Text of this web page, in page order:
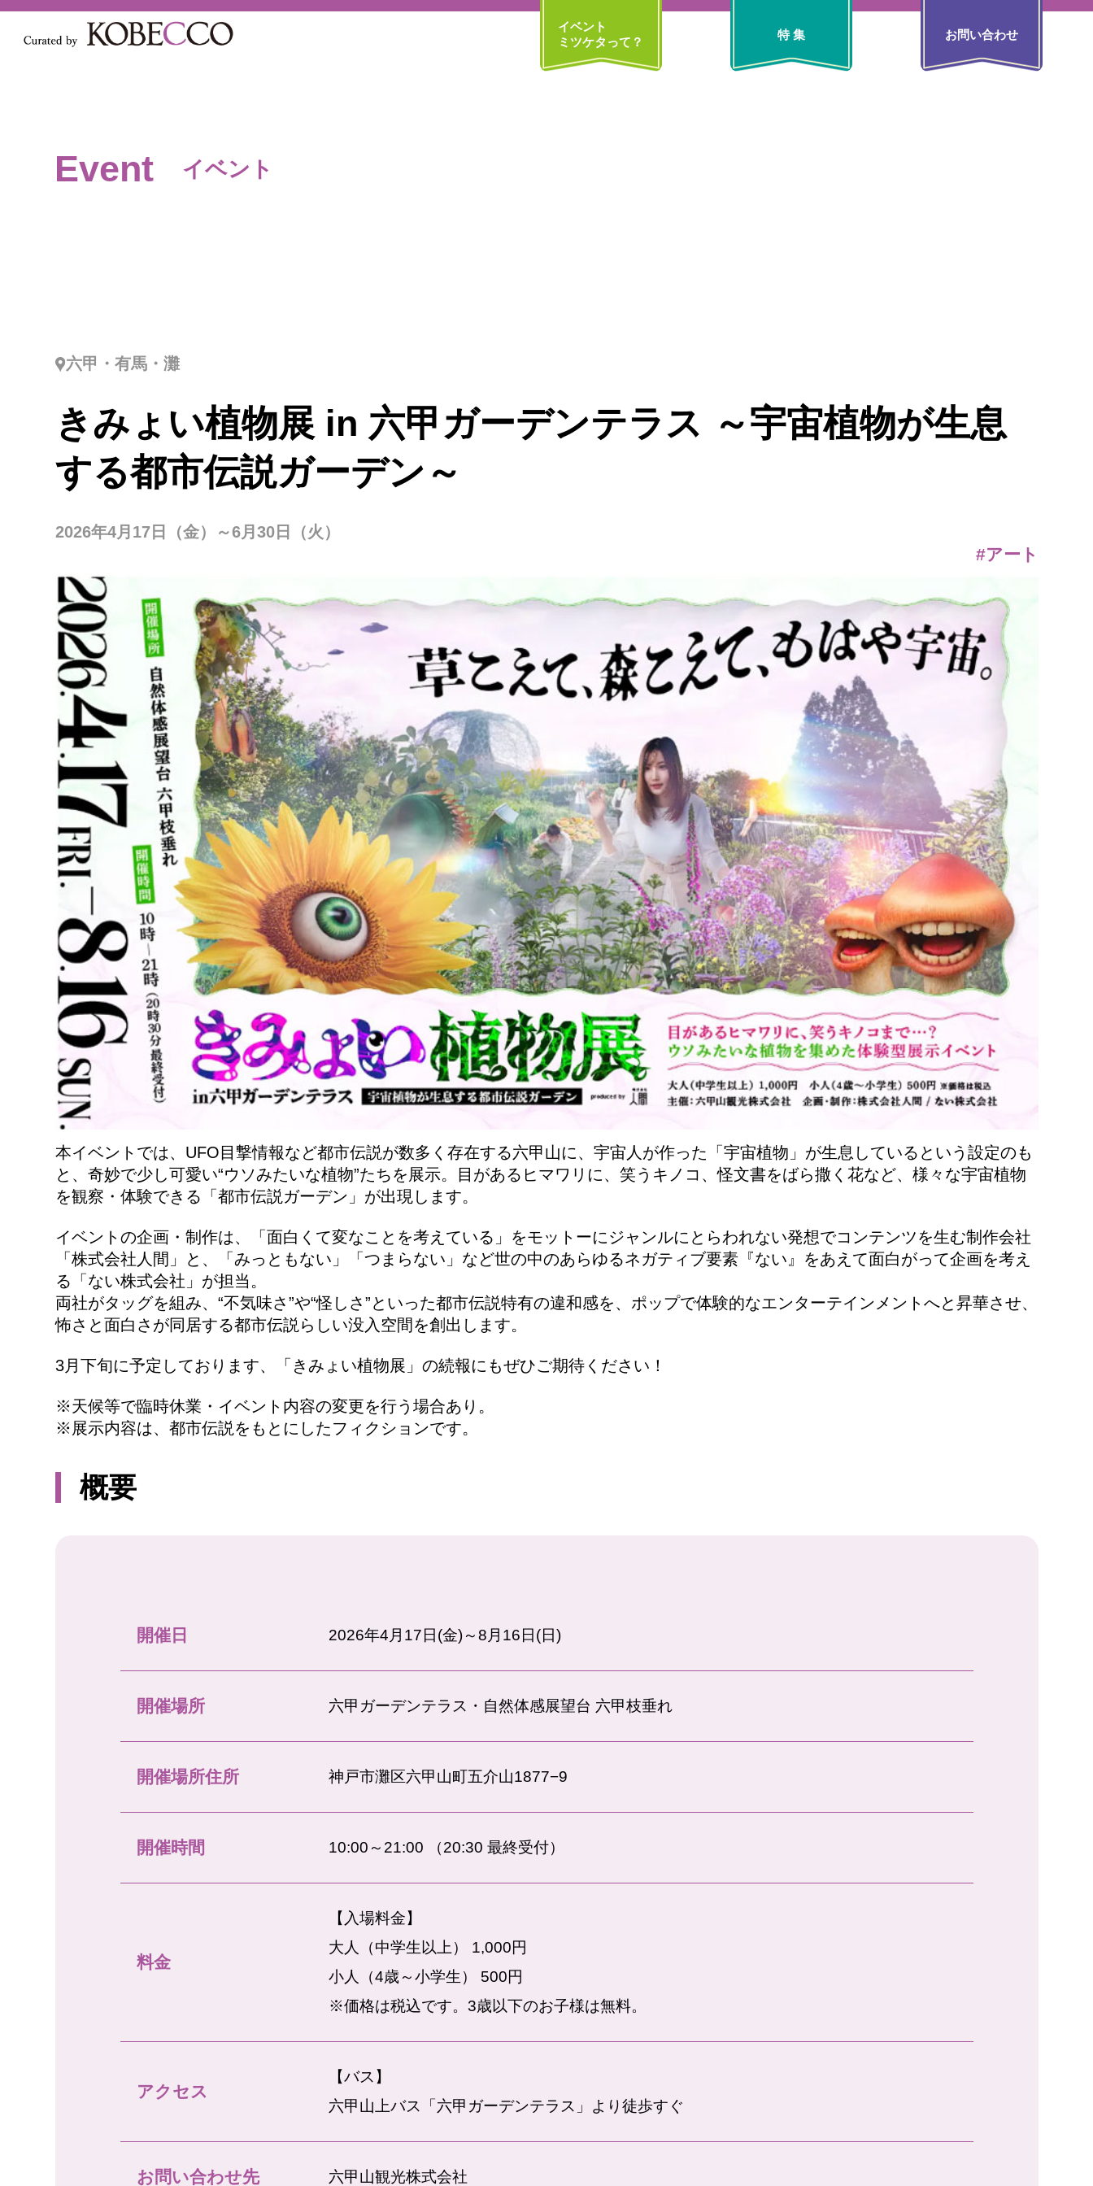
イベント
ミツケタって？
特 集 お問い合わせ
Event イベント
六甲・有馬・灘
きみょい植物展 in 六甲ガーデンテラス ～宇宙植物が生息
する都市伝説ガーデン～
2026年4月17日（金）～6月30日（火）
#アート
本イベントでは、UFO目撃情報など都市伝説が数多く存在する六甲山に、宇宙人が作った「宇宙植物」が生息しているという設定のも
と、奇妙で少し可愛い“ウソみたいな植物”たちを展示。目があるヒマワリに、笑うキノコ、怪文書をばら撒く花など、様々な宇宙植物
を観察・体験できる「都市伝説ガーデン」が出現します。
イベントの企画・制作は、「面白くて変なことを考えている」をモットーにジャンルにとらわれない発想でコンテンツを生む制作会社
「株式会社人間」と、「みっともない」「つまらない」など世の中のあらゆるネガティブ要素『ない』をあえて面白がって企画を考え
る「ない株式会社」が担当。
両社がタッグを組み、“不気味さ”や“怪しさ”といった都市伝説特有の違和感を、ポップで体験的なエンターテインメントへと昇華させ、
怖さと面白さが同居する都市伝説らしい没入空間を創出します。
3月下旬に予定しております、「きみょい植物展」の続報にもぜひご期待ください！
※天候等で臨時休業・イベント内容の変更を行う場合あり。
※展示内容は、都市伝説をもとにしたフィクションです。
概要
開催日 2026年4月17日(金)～8月16日(日)
開催場所 六甲ガーデンテラス・自然体感展望台 六甲枝垂れ
開催場所住所 神戸市灘区六甲山町五介山1877−9
開催時間 10:00～21:00 （20:30 最終受付）
料金
【入場料金】
大人（中学生以上） 1,000円
小人（4歳～小学生） 500円
※価格は税込です。3歳以下のお子様は無料。
アクセス
【バス】
六甲山上バス「六甲ガーデンテラス」より徒歩すぐ
お問い合わせ先 六甲山観光株式会社